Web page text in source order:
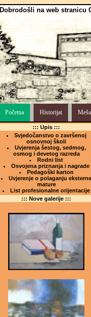
Dobrodošli na web stranicu
Početna Historijat
::: Upis :::
Svjedočanstvo o završenoj
osnovnoj školi
Uvjerenja šestog, sedmog,
osmog i devetog razreda
Rodni list
Osvojena priznanja i nagrade
Pedagoški karton
Uvjerenje o polaganju eksterne
mature
List profesionalne orijentacije
::: Nove galerije :::